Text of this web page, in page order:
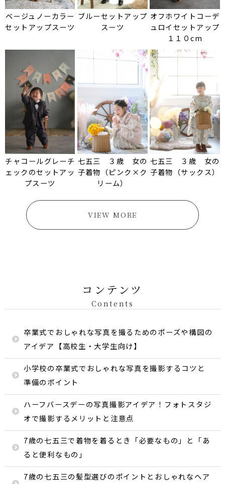
ベージュノーカラー
セットアップスーツ
ブルーセットアップ
スーツ
オフホワイトコーデ
ュロイセットアップ
１１０cm
チャコールグレーチ
ェックのセットアッ
プスーツ
七五三 ３歳 女の
子着物（ピンク×ク
リーム）
七五三 ３歳 女の
子着物（サックス）
VIEW MORE
コンテンツ
Contents
卒業式でおしゃれな写真を撮るためのポーズや構図の
アイデア【高校生・大学生向け】
小学校の卒業式でおしゃれな写真を撮影するコツと
準備のポイント
ハーフバースデーの写真撮影アイデア！フォトスタジ
オで撮影するメリットと注意点
7歳の七五三で着物を着るとき「必要なもの」と「あ
ると便利なもの」
7歳の七五三の髪型選びのポイントとおしゃれなヘア